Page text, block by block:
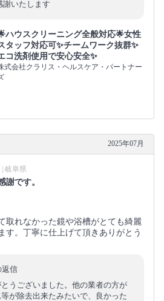
謝いたします
ハウスクリーニング全般対応🌟女性
タッフ対応可✨チームワーク抜群✨
コ洗剤使用で安心安全✨
式会社クラリス・ヘルスケア・パートナー
2025年07月
岐阜県
謝です。
取れなかった鏡や浴槽がとても綺麗
す。丁寧に仕上げて頂きありがとう
返信
うございました。他の業者の方が
が除去出来たみたいで、良かった